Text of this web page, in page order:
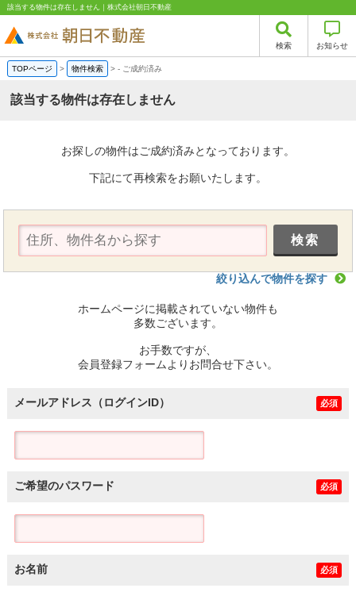
該当する物件は存在しません｜株式会社朝日不動産
検索 お知らせ
TOPページ > 物件検索 >- ご成約済み
該当する物件は存在しません
お探しの物件はご成約済みとなっております。
下記にて再検索をお願いたします。
絞り込んで物件を探す
ホームページに掲載されていない物件も
多数ございます。
お手数ですが、
会員登録フォームよりお問合せ下さい。
メールアドレス（ログインID） 必須
ご希望のパスワード 必須
お名前 必須